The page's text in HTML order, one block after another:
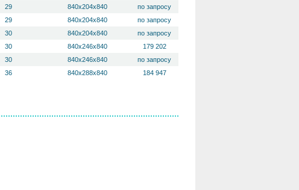
29 840х204х840
по запросу
29 840х204х840
по запросу
30 840х204х840
по запросу
30 840х246х840
179 202
30 840х246х840
по запросу
36 840х288х840 184 947